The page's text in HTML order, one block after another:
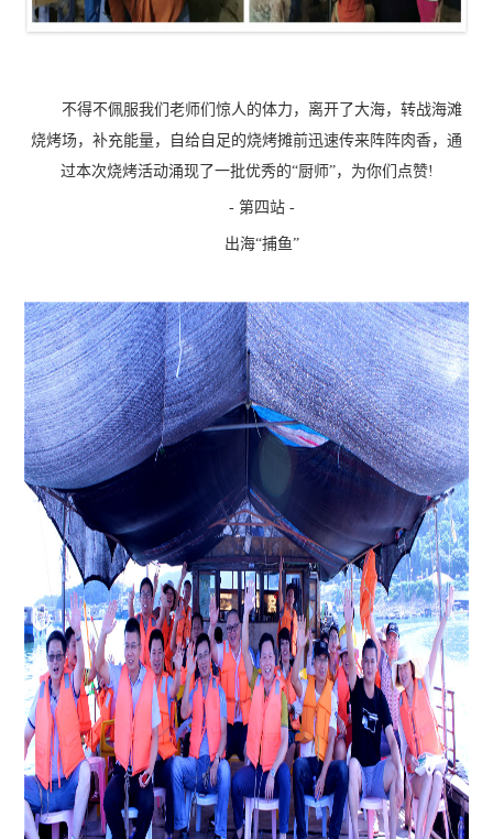
不得不佩服我们老师们惊人的体力，离开了大海，转战海滩
烧烤场，补充能量，自给自足的烧烤摊前迅速传来阵阵肉香，通
过本次烧烤活动涌现了一批优秀的“厨师”，为你们点赞!
- 第四站 -
出海“捕鱼”